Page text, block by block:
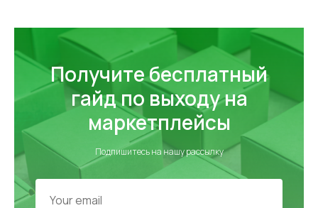
Получите бесплатный
гайд по выходу на
маркетплейсы
Подпишитесь на нашу рассылку